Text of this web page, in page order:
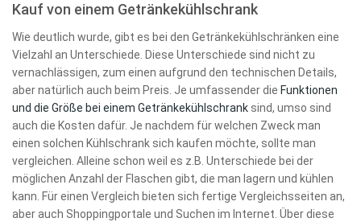
Kauf von einem Getränkekühlschrank
Wie deutlich wurde, gibt es bei den Getränkekühlschränken eine
Vielzahl an Unterschiede. Diese Unterschiede sind nicht zu
vernachlässigen, zum einen aufgrund den technischen Details,
aber natürlich auch beim Preis. Je umfassender die Funktionen
und die Größe bei einem Getränkekühlschrank sind, umso sind
auch die Kosten dafür. Je nachdem für welchen Zweck man
einen solchen Kühlschrank sich kaufen möchte, sollte man
vergleichen. Alleine schon weil es z.B. Unterschiede bei der
möglichen Anzahl der Flaschen gibt, die man lagern und kühlen
kann. Für einen Vergleich bieten sich fertige Vergleichsseiten an,
aber auch Shoppingportale und Suchen im Internet. Über diese